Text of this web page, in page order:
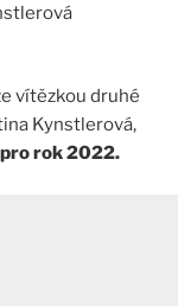
vítězkou druhé
Kynstlerová,
rok 2022.